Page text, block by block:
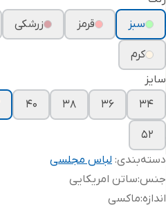
سبز
قرمز زرشکی
کرم
سایز
۳۴
۳۶ ۳۸ ۴۰
۵۲
دسته‌بندی: لباس مجلسی
جنس:ساتن امریکایی
اندازه:ماکسی